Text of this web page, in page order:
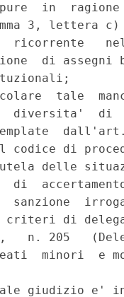
in  ragione
3, lettera
ricorrente
di
tale
di
codice di
delle
sanzione
criteri di
n. 205
minori  e
giudizio e'